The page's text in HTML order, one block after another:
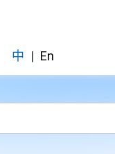
中 | En